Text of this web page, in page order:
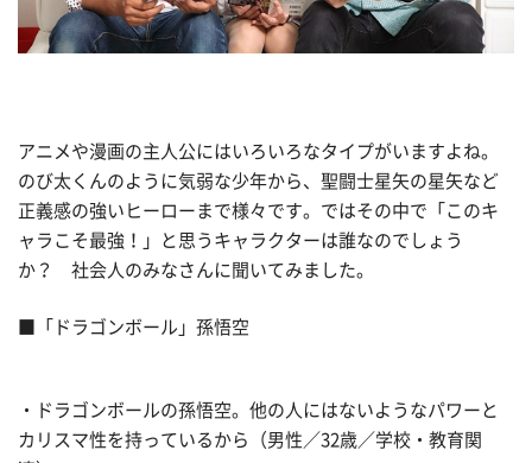
アニメや漫画の主人公にはいろいろなタイプがいますよね。
のび太くんのように気弱な少年から、聖闘士星矢の星矢など
正義感の強いヒーローまで様々です。ではその中で「このキ
ャラこそ最強！」と思うキャラクターは誰なのでしょう
か？ 社会人のみなさんに聞いてみました。
■「ドラゴンボール」孫悟空
・ドラゴンボールの孫悟空。他の人にはないようなパワーと
カリスマ性を持っているから（男性／32歳／学校・教育関